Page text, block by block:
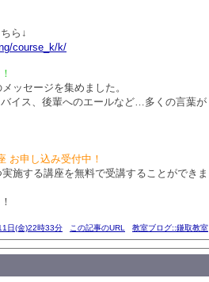
ら↓
course_k/k/
ッセージを集めました。
イス、後輩へのエールなど…多くの言葉が
お申し込み受付中！
施する講座を無料で受講することができま
日(金)22時33分 この記事のURL 教室ブログ::鎌取教室